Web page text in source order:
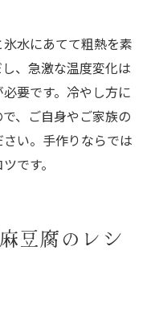
水にあてて粗熱を素
、急激な温度変化は
要です。冷やし方に
、ご自身やご家族の
い。手作りならでは
です。
豆腐のレシ